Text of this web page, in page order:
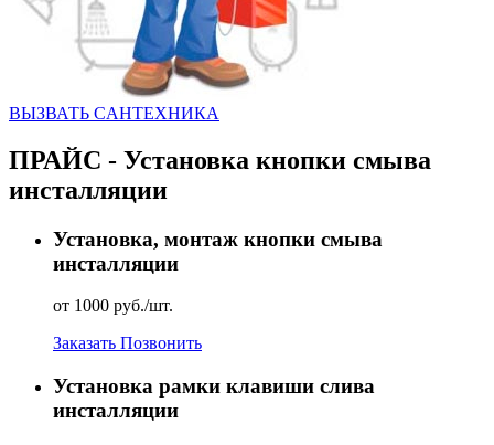
ВЫЗВАТЬ CАНТЕХНИКА
ПРАЙС - Установка кнопки смыва
инсталляции
Установка, монтаж кнопки смыва
инсталляции
от 1000 руб./шт.
Заказать Позвонить
Установка рамки клавиши слива
инсталляции